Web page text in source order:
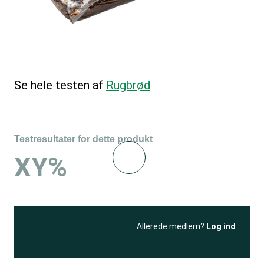
Se hele testen af Rugbrød
Testresultater for dette produkt
XY%
Allerede medlem? Log ind